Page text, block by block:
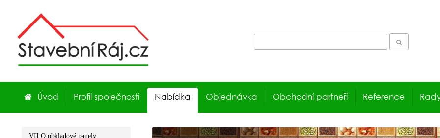
Úvod Profil společnosti Nabídka Objednávka Obchodní partneři Reference
VILO obkladové panely